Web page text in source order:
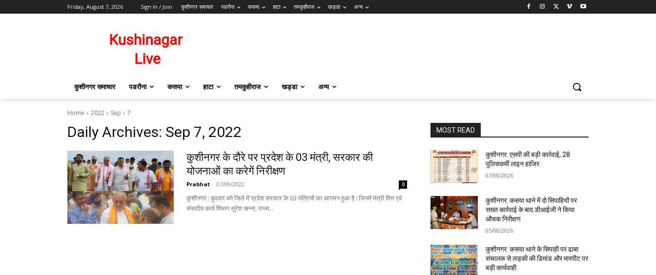
Friday, August 7, 2026 Sign in / Join कुशीनगर समाचार पडरौना कसया हाटा तमकुहीराज खड्डा अन्य
कुशीनगर समाचार पडरौना कसया हाटा तमकुहीराज खड्डा अन्य
Home 2022 Sep 7
Daily Archives: Sep 7, 2022
कुशीनगर के दौरे पर प्रदेश के 03 मंत्री, सरकार की
योजनाओं का करेगें निरीक्षण
Prabhat - 07/09/2022 0
कुशीनगर : बुधवार को जिले में प्रदेश सरकार के 03 मंत्रियों का आगमन हुआ है।जिनमें मंत्री वित्त एवं
संसदीय कार्य विभाग सुरेश खन्ना, राज्य...
MOST READ
कुशीनगर: एसपी की बड़ी कार्रवाई, 28
पुलिसकर्मी लाइन हाजिर
07/08/2026
कुशीनगर: कसया थाने में दो सिपाहियों पर
सख्त कार्रवाई के बाद डीआईजी ने किया
औचक निरीक्षण
05/08/2026
कुशीनगर: कसया थाने के सिपाही पर ढाबा
संचालक से लड़की की डिमांड और मारपीट पर
बड़ी कार्यवाही